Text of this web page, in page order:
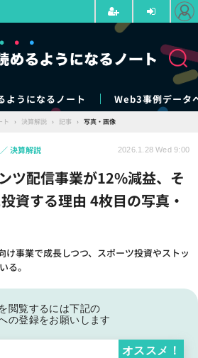
ようになるノート Web3事例データ
ト › 決算解説 › 記事 › 写真・画像
ツ配信事業が12%減益、そ
資する理由 4枚目の写真・
け事業で成長しつつ、スポーツ投資やストッ
る。
決算解説 2026.1.28 Wed 9:00
閲覧するには下記の
の登録をお願いします
オススメ！